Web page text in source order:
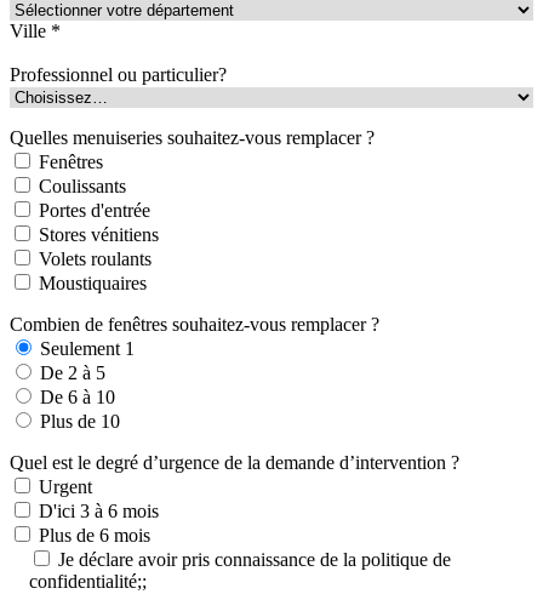
Ville *
Professionnel ou particulier?
Quelles menuiseries souhaitez-vous remplacer ?
Fenêtres
Coulissants
Portes d'entrée
Stores vénitiens
Volets roulants
Moustiquaires
Combien de fenêtres souhaitez-vous remplacer ?
Seulement 1
De 2 à 5
De 6 à 10
Plus de 10
Quel est le degré d’urgence de la demande d’intervention ?
Urgent
D'ici 3 à 6 mois
Plus de 6 mois
Je déclare avoir pris connaissance de la politique de
confidentialité;;